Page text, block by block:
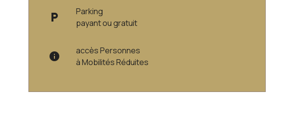
local_parking
Parking
payant ou gratuit
info
accès Personnes
à Mobilités Réduites